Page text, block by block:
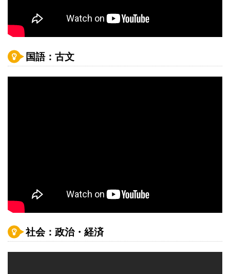
国語：古文
社会：政治・経済